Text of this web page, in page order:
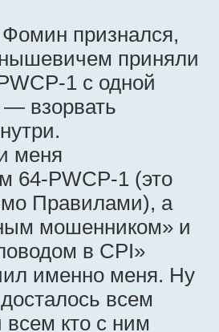
Фомин признался,
приняли
1 с одной
взорвать
меня
64-PWCP-1 (это
Правилами), а
мошенником» и
в CPI»
именно меня. Ну
всем
кто с ним